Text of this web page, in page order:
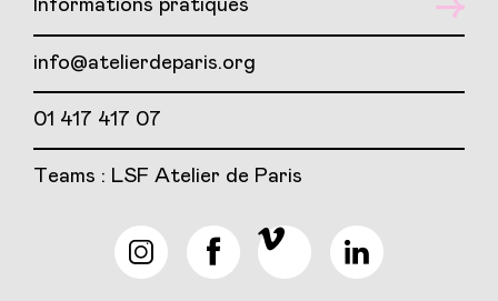
Informations pratiques
info@atelierdeparis.org
01 417 417 07
Teams : LSF Atelier de Paris